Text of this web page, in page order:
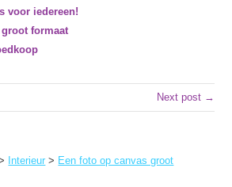
voor iedereen!
formaat
Next post →
Interieur > Een foto op canvas groot